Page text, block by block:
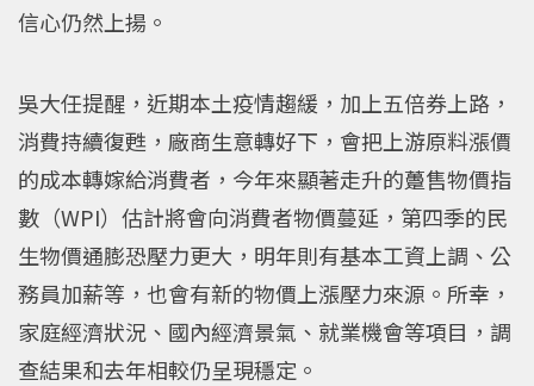
信心仍然上揚。
吳大任提醒，近期本土疫情趨緩，加上五倍券上路，
消費持續復甦，廠商生意轉好下，會把上游原料漲價
的成本轉嫁給消費者，今年來顯著走升的躉售物價指
數（WPI）估計將會向消費者物價蔓延，第四季的民
生物價通膨恐壓力更大，明年則有基本工資上調、公
務員加薪等，也會有新的物價上漲壓力來源。所幸，
家庭經濟狀況、國內經濟景氣、就業機會等項目，調
查結果和去年相較仍呈現穩定。